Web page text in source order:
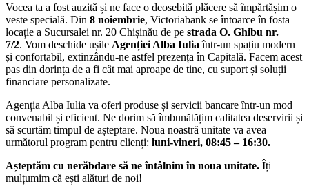
Vocea ta a fost auzită și ne face o deosebită plăcere să împărtășim o
veste specială. Din 8 noiembrie, Victoriabank se întoarce în fosta
locație a Sucursalei nr. 20 Chișinău de pe strada O. Ghibu nr.
7/2. Vom deschide ușile Agenției Alba Iulia într-un spațiu modern
și confortabil, extinzându-ne astfel prezența în Capitală. Facem acest
pas din dorința de a fi cât mai aproape de tine, cu suport și soluții
financiare personalizate.
Agenția Alba Iulia va oferi produse și servicii bancare într-un mod
convenabil și eficient. Ne dorim să îmbunătățim calitatea deservirii și
să scurtăm timpul de așteptare. Noua noastră unitate va avea
următorul program pentru clienți: luni-vineri, 08:45 – 16:30.
Așteptăm cu nerăbdare să ne întâlnim în noua unitate. Îți
mulțumim că ești alături de noi!